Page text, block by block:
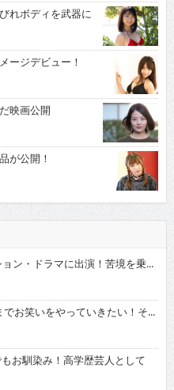
れボディを武器に
ージデビュー！
映画公開
が公開！
ン・ドラマに出演！苦境を乗...
お笑いをやっていきたい！そ...
お馴染み！高学歴芸人として